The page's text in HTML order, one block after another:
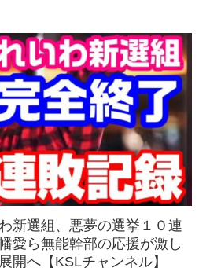
新選組、悪夢の選挙１０連
愛ら無能幹部の応援が激し
開へ【KSLチャンネル】